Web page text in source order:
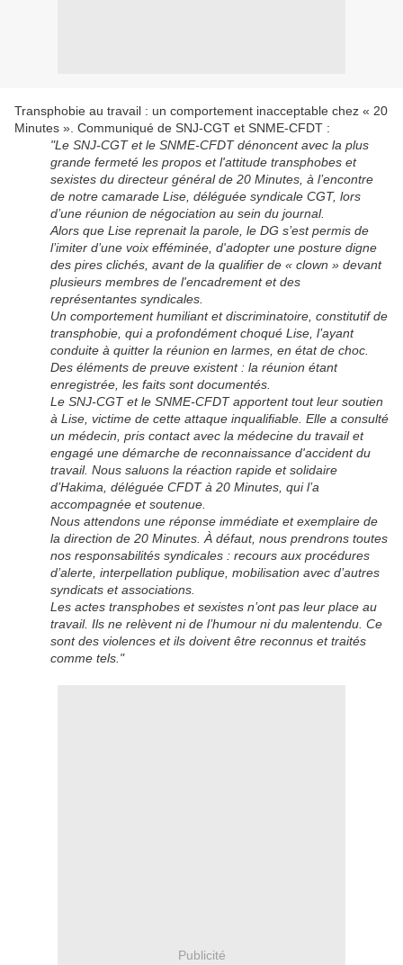
Transphobie au travail : un comportement inacceptable chez « 20
Minutes ». Communiqué de SNJ-CGT et SNME-CFDT :
"Le SNJ-CGT et le SNME-CFDT dénoncent avec la plus
grande fermeté les propos et l'attitude transphobes et
sexistes du directeur général de 20 Minutes, à l’encontre
de notre camarade Lise, déléguée syndicale CGT, lors
d’une réunion de négociation au sein du journal.
Alors que Lise reprenait la parole, le DG s’est permis de
l’imiter d’une voix efféminée, d'adopter une posture digne
des pires clichés, avant de la qualifier de « clown » devant
plusieurs membres de l'encadrement et des
représentantes syndicales.
Un comportement humiliant et discriminatoire, constitutif de
transphobie, qui a profondément choqué Lise, l’ayant
conduite à quitter la réunion en larmes, en état de choc.
Des éléments de preuve existent : la réunion étant
enregistrée, les faits sont documentés.
Le SNJ-CGT et le SNME-CFDT apportent tout leur soutien
à Lise, victime de cette attaque inqualifiable. Elle a consulté
un médecin, pris contact avec la médecine du travail et
engagé une démarche de reconnaissance d'accident du
travail. Nous saluons la réaction rapide et solidaire
d’Hakima, déléguée CFDT à 20 Minutes, qui l’a
accompagnée et soutenue.
Nous attendons une réponse immédiate et exemplaire de
la direction de 20 Minutes. À défaut, nous prendrons toutes
nos responsabilités syndicales : recours aux procédures
d’alerte, interpellation publique, mobilisation avec d’autres
syndicats et associations.
Les actes transphobes et sexistes n’ont pas leur place au
travail. Ils ne relèvent ni de l’humour ni du malentendu. Ce
sont des violences et ils doivent être reconnus et traités
comme tels."
Publicité